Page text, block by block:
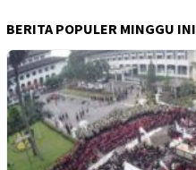
BERITA POPULER MINGGU INI